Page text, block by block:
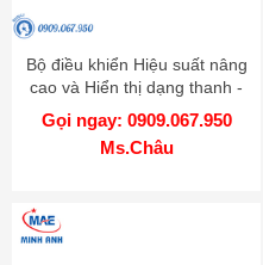
Bộ điều khiển Hiệu suất nâng
cao và Hiển thị dạng thanh -
Model KPN
Gọi ngay: 0909.067.950
Ms.Châu